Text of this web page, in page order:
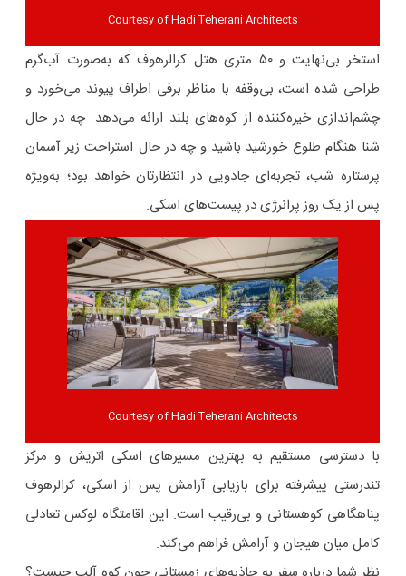
Courtesy of Hadi Teherani Architects
استخر بی‌نهایت و ۵۰ متری هتل کرالرهوف که به‌صورت ‌آب‌گرم
طراحی شده است، بی‌وقفه با مناظر برفی اطراف پیوند می‌خورد و
چشم‌اندازی خیره‌کننده از کوه‌های بلند ارائه می‌دهد. چه در حال
شنا هنگام طلوع خورشید باشید و چه در حال استراحت زیر آسمان
پرستاره شب، تجربه‌ای جادویی در انتظارتان خواهد بود؛ به‌ویژه
پس از یک روز پرانرژی در پیست‌های اسکی.
Courtesy of Hadi Teherani Architects
با دسترسی مستقیم به بهترین مسیرهای اسکی اتریش و مرکز
تندرستی پیشرفته برای بازیابی آرامش پس از اسکی، کرالرهوف
پناهگاهی کوهستانی و بی‌رقیب است. این اقامتگاه لوکس تعادلی
کامل میان هیجان و آرامش فراهم می‌کند.